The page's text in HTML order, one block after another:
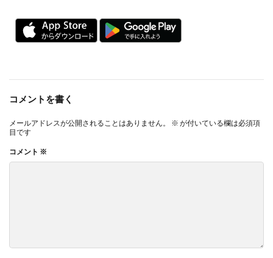
コメントを書く
メールアドレスが公開されることはありません。 ※ が付いている欄は必須項
目です
コメント ※